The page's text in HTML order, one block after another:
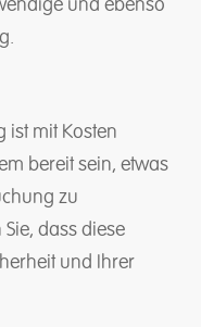
und ebenso
ist mit Kosten
bereit sein, etwas
zu
dass diese
und Ihrer